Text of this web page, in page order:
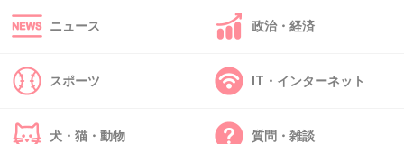
+73
43. 匿名
結果として｢生田アナ可哀想｣みたいになってる
ニュース 政治・経済
スポーツ IT・インターネット
犬・猫・動物 質問・雑談